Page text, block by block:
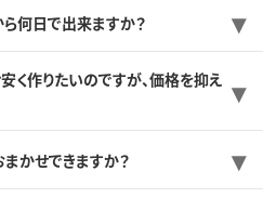
何日で出来ますか？
く作りたいのですが、価格を抑え
かせできますか？